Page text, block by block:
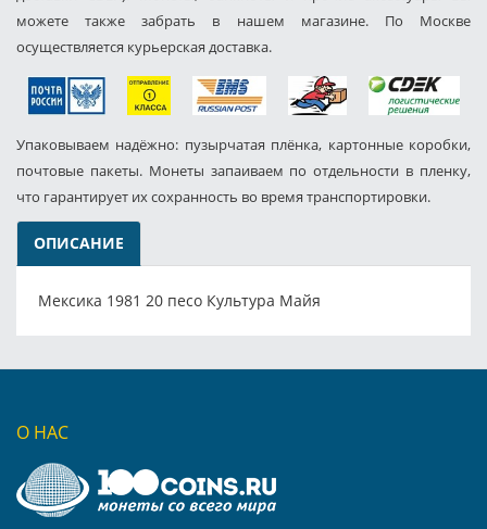
можете также забрать в нашем магазине. По Москве
осуществляется курьерская доставка.
Упаковываем надёжно: пузырчатая плёнка, картонные коробки,
почтовые пакеты. Монеты запаиваем по отдельности в пленку,
что гарантирует их сохранность во время транспортировки.
ОПИСАНИЕ
Мексика 1981 20 песо Культура Майя
О НАС